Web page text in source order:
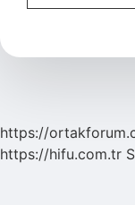
https://
https://hifu.com.tr